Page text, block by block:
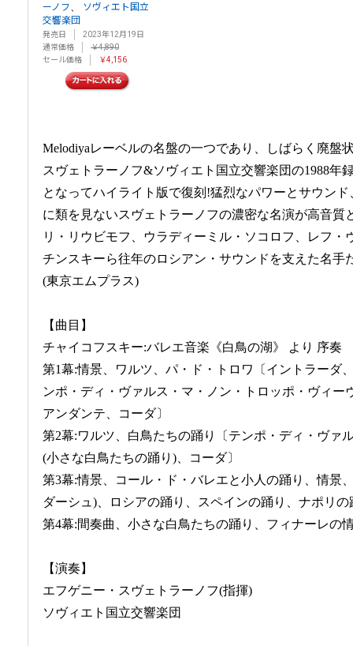
ーノフ
ソヴィエト国立
交響楽団
発売日
2023年12月19日
通常価格
￥4,890
セール価格
￥4,156
Melodiyaレーベルの名盤の一つであり、しばらく廃盤
スヴェトラーノフ&ソヴィエト国立交響楽団の1988年
となってハイライト版で復刻!猛烈なパワーとサウン
に類を見ないスヴェトラーノフの濃密な名演が高音質
リ・リウビモフ、ウラディーミル・ソコロフ、レフ・
チンスキーら往年のロシアン・サウンドを支えた名手
(東京エムプラス)
【曲目】
チャイコフスキー:バレエ音楽《白鳥の湖》 より 序奏
第1幕:情景、ワルツ、パ・ド・トロワ〔イントラーダ
ンポ・ディ・ヴァルス・マ・ノン・トロッポ・ヴィー
アンダンテ、コーダ〕
第2幕:ワルツ、白鳥たちの踊り〔テンポ・ディ・ヴァ
(小さな白鳥たちの踊り)、コーダ〕
第3幕:情景、コール・ド・バレエと小人の踊り、情景
ダーシュ)、ロシアの踊り、スペインの踊り、ナポリ
第4幕:間奏曲、小さな白鳥たちの踊り、フィナーレの
【演奏】
エフゲニー・スヴェトラーノフ(指揮)
ソヴィエト国立交響楽団